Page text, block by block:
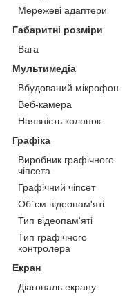
Мережеві адаптери
Габаритні розміри
Вага
Мультимедіа
Вбудований мікрофон
Веб-камера
Наявність колонок
Графіка
Виробник графічного
чіпсета
Графічний чіпсет
Об`єм відеопам'яті
Тип відеопам'яті
Тип графічного
контролера
Екран
Діагональ екрану